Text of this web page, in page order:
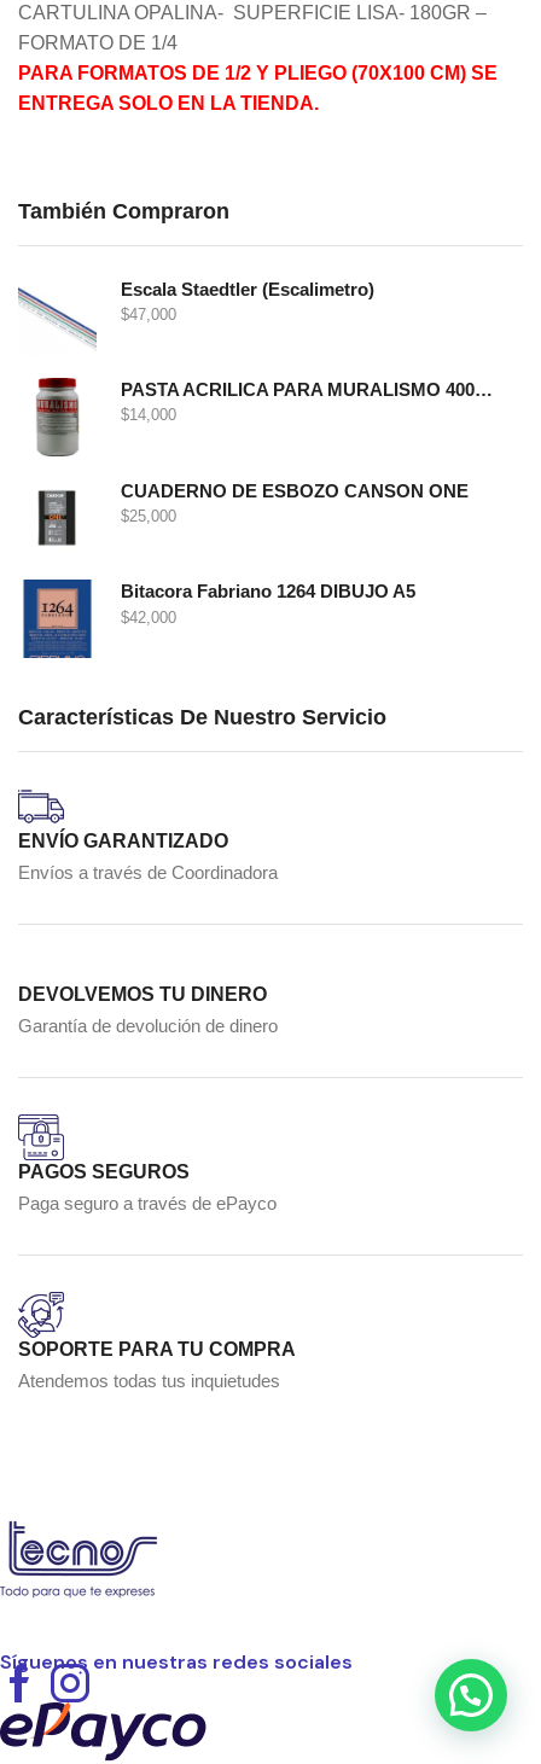
CARTULINA OPALINA- SUPERFICIE LISA- 180GR –
FORMATO DE 1/4
PARA FORMATOS DE 1/2 Y PLIEGO (70X100 CM) SE
ENTREGA SOLO EN LA TIENDA.
También Compraron
Escala Staedtler (Escalimetro)
$47,000
PASTA ACRILICA PARA MURALISMO 400 GRS
$14,000
CUADERNO DE ESBOZO CANSON ONE
$25,000
Bitacora Fabriano 1264 DIBUJO A5
$42,000
Características De Nuestro Servicio
ENVÍO GARANTIZADO
Envíos a través de Coordinadora
DEVOLVEMOS TU DINERO
Garantía de devolución de dinero
PAGOS SEGUROS
Paga seguro a través de ePayco
SOPORTE PARA TU COMPRA
Atendemos todas tus inquietudes
Síguenos en nuestras redes sociales
Facebook
Instagram